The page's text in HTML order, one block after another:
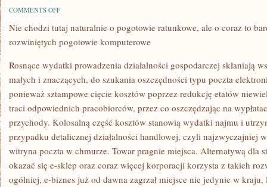
COMMENTS OFFON
SYSTEMU
OPERACYJNEGO
TO
GRUNTOWNIE
JEDYNY
SPOSÓB
OSIĄGNIĘCIE
W
Nie chodzi tutaj naturalnie o pogotowie ratunkowe, ale o coraz to
rozwiniętych pogotowie komputerowe
Rosnące wydatki prowadzenia działalności gospodarczej skłaniają
małych i znaczących, do szukania oszczędności typu poczta
ponieważ sztampowe cięcie kosztów poprzez redukcję etatów
traci odpowiednich pracobiorców, przez co oszczędzając na
przychody. Kolosalną część kosztów stanowią wydatki najmu i
przypadku detalicznej działalności handlowej, czyli najzwyczajniej
witryna poczta w chmurze. Towar pragnie miejsca. Alternatywą dla
okazać się e-sklep oraz coraz więcej korporacji korzysta z takich
ogólniej, e-biznes już od dawna zagrzał miejsce nie jedynie w kraju,